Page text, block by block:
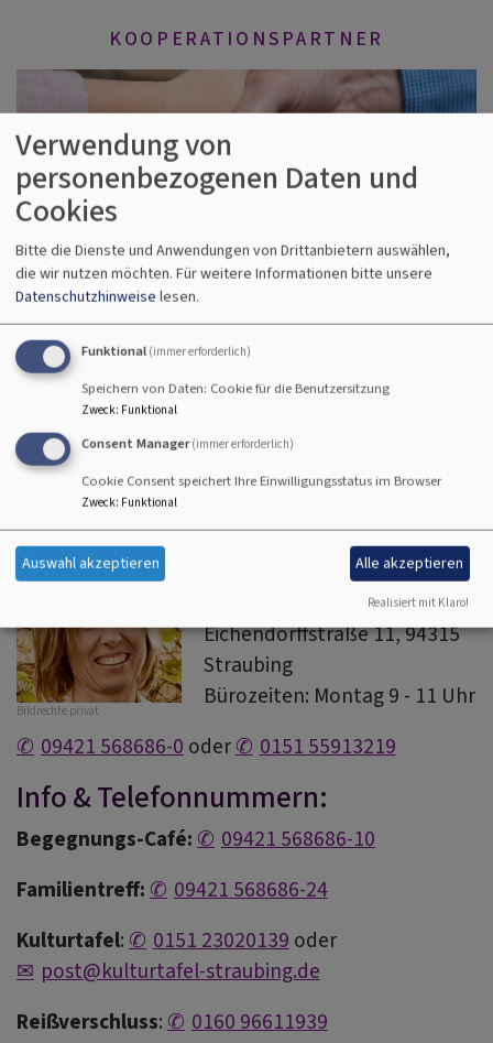
KOOPERATIONSPARTNER
ANGEBOTE IM FAMILIENHAUS
Bildrechte privat
Melanie Dullinger
Einrichtungsleitung
Eichendorffstraße 11, 94315
Straubing
Bürozeiten: Montag 9 - 11 Uhr
09421 568686-0 oder 0151 55913219
Info & Telefonnummern:
Begegnungs-Café:
09421 568686-10
Familientreff:
09421 568686-24
Kulturtafel: 0151 23020139 oder
post@kulturtafel-straubing.de
Reißverschluss: 0160 96611939
Verwendung von
personenbezogenen Daten und
Cookies
Bitte die Dienste und Anwendungen von Drittanbietern auswählen,
die wir nutzen möchten. Für weitere Informationen bitte unsere
Datenschutzhinweise lesen.
Funktional (immer erforderlich)
Speichern von Daten: Cookie für die Benutzersitzung
Zweck: Funktional
Consent Manager (immer erforderlich)
Cookie Consent speichert Ihre Einwilligungsstatus im Browser
Zweck: Funktional
Auswahl akzeptieren Alle akzeptieren
Realisiert mit Klaro!